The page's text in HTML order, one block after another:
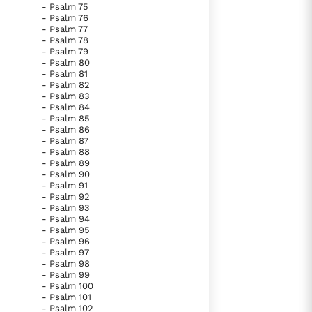
- Psalm 75
- Psalm 76
- Psalm 77
- Psalm 78
- Psalm 79
- Psalm 80
- Psalm 81
- Psalm 82
- Psalm 83
- Psalm 84
- Psalm 85
- Psalm 86
- Psalm 87
- Psalm 88
- Psalm 89
- Psalm 90
- Psalm 91
- Psalm 92
- Psalm 93
- Psalm 94
- Psalm 95
- Psalm 96
- Psalm 97
- Psalm 98
- Psalm 99
- Psalm 100
- Psalm 101
- Psalm 102